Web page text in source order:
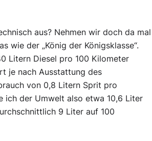
aus? Nehmen wir doch da mal
wie der „König der Königsklasse“.
Litern Diesel pro 100 Kilometer
je nach Ausstattung des
von 0,8 Litern Sprit pro
ich der Umwelt also etwa 10,6 Liter
9 Liter auf 100